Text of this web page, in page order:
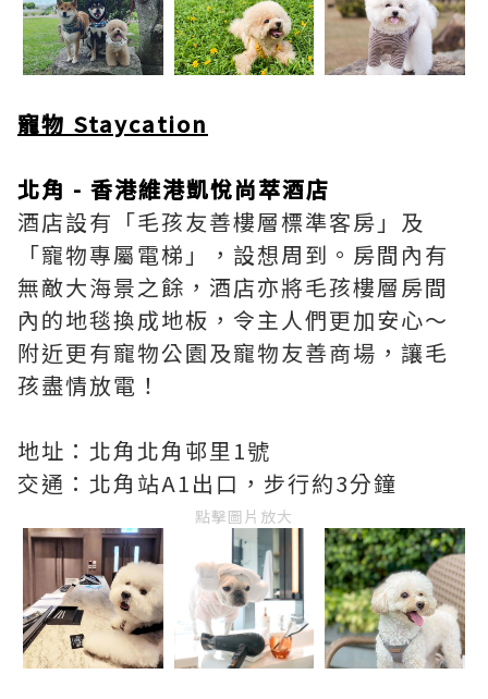
寵物 Staycation
北角 - 香港維港凱悅尚萃酒店
酒店設有「毛孩友善樓層標準客房」及
「寵物專屬電梯」，設想周到。房間內有
無敵大海景之餘，酒店亦將毛孩樓層房間
內的地毯換成地板，令主人們更加安心～
附近更有寵物公園及寵物友善商場，讓毛
孩盡情放電！
地址：北角北角邨里1號
交通：北角站A1出口，步行約3分鐘
點擊圖片放大